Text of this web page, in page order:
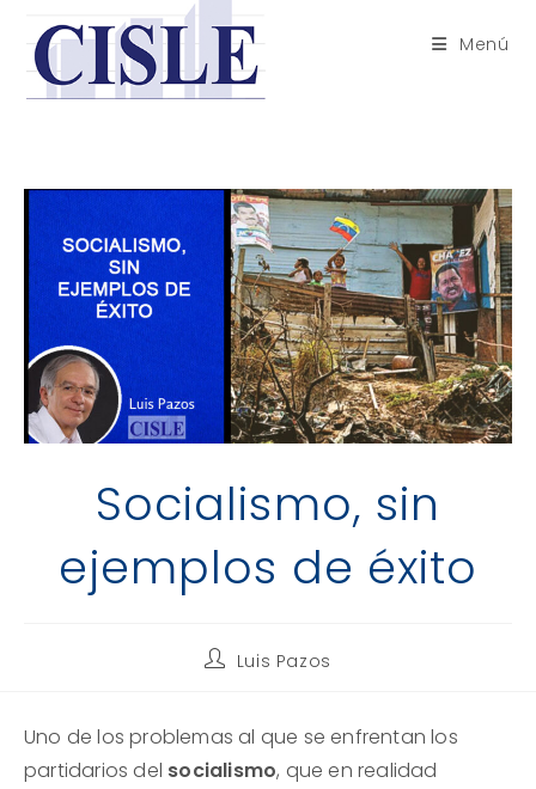
contenido
Menú
Socialismo, sin
ejemplos de éxito
Autor
entrada:
Luis Pazos
Uno de los problemas al que se enfrentan los
partidarios del socialismo, que en realidad